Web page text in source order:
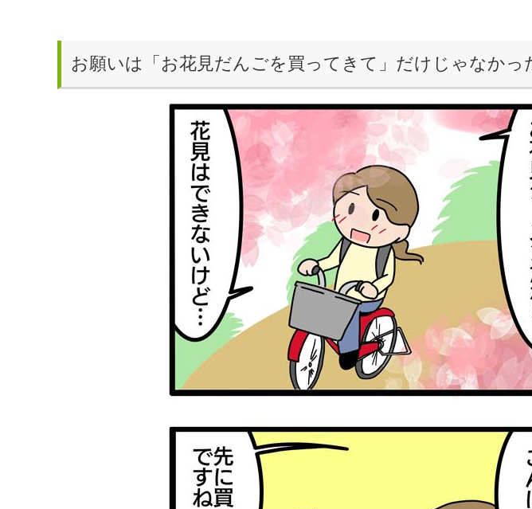
お願いは「お花見だんごを買ってきて」だけじゃなかっ